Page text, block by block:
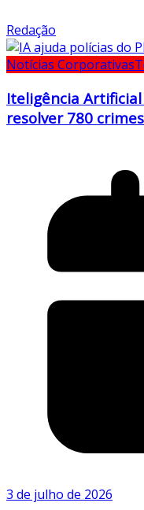
Redação
Notícias Corporativas
Iteligência
resolver 780 crimes
3 de julho de 2026